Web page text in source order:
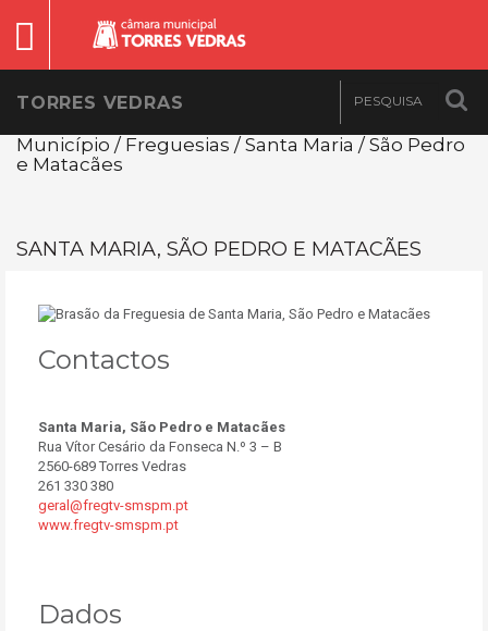
TORRES VEDRAS
Município / Freguesias / Santa Maria / São Pedro
e Matacães
SANTA MARIA, SÃO PEDRO E MATACÃES
Contactos
Santa Maria, São Pedro e Matacães
Rua Vítor Cesário da Fonseca N.º 3 – B
2560-689 Torres Vedras
261 330 380
geral@fregtv-smspm.pt
www.fregtv-smspm.pt
Dados